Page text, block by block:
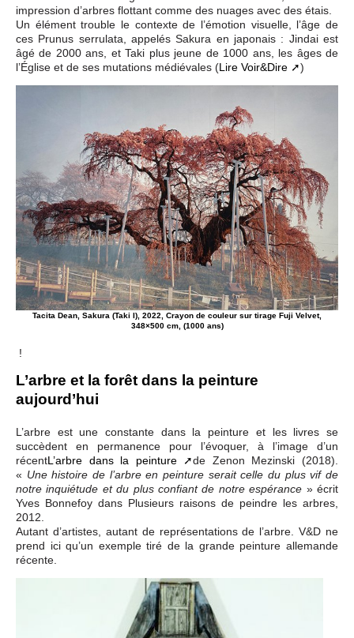
impression d’arbres flottant comme des nuages avec des étais.
Un élément trouble le contexte de l’émotion visuelle, l’âge de
ces Prunus serrulata, appelés Sakura en japonais : Jindai est
âgé de 2000 ans, et Taki plus jeune de 1000 ans, les âges de
l’Église et de ses mutations médiévales (Lire Voir&Dire )
Tacita Dean, Sakura (Taki I), 2022, Crayon de couleur sur tirage Fuji Velvet,
348×500 cm, (1000 ans)
!
L’arbre et la forêt dans la peinture
aujourd’hui
L’arbre est une constante dans la peinture et les livres se
succèdent en permanence pour l’évoquer, à l’image d’un
récentL’arbre dans la peinture
de Zenon Mezinski (2018).
« Une histoire de l’arbre en peinture serait celle du plus vif de
notre inquiétude et du plus confiant de notre espérance » écrit
Yves Bonnefoy dans Plusieurs raisons de peindre les arbres,
2012.
Autant d’artistes, autant de représentations de l’arbre. V&D ne
prend ici qu’un exemple tiré de la grande peinture allemande
récente.